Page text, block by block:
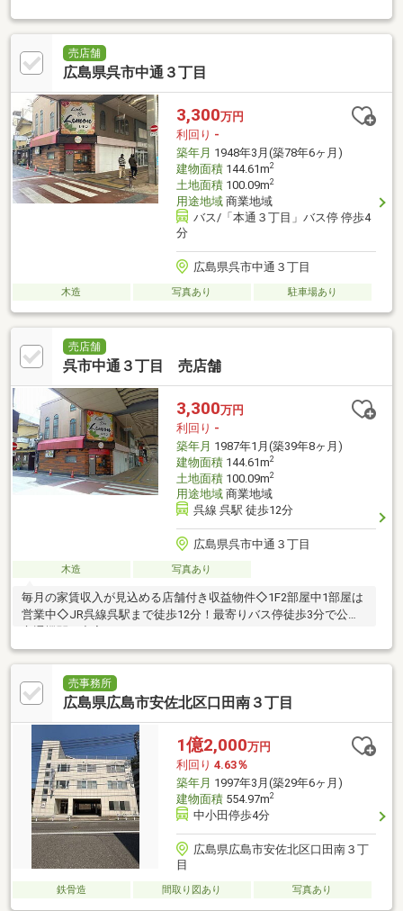
売店舗
広島県呉市中通３丁目
3,300万円
利回り -
築年月 1948年3月(築78年6ヶ月)
建物面積144.61m2
土地面積100.09m2
用途地域商業地域
バス/「本通３丁目」バス停 停歩4
分
広島県呉市中通３丁目
木造 写真あり 駐車場あり
売店舗
呉市中通３丁目 売店舗
3,300万円
利回り -
築年月 1987年1月(築39年8ヶ月)
建物面積144.61m2
土地面積100.09m2
用途地域商業地域
呉線 呉駅 徒歩12分
広島県呉市中通３丁目
木造 写真あり
毎月の家賃収入が見込める店舗付き収益物件◇1F2部屋中1部屋は
営業中◇JR呉線呉駅まで徒歩12分！最寄りバス停徒歩3分で公共
売事務所
広島県広島市安佐北区口田南３丁目
1億2,000万円
利回り 4.63％
築年月 1997年3月(築29年6ヶ月)
建物面積554.97m2
中小田停歩4分
広島県広島市安佐北区口田南３丁
目
鉄骨造 間取り図あり 写真あり